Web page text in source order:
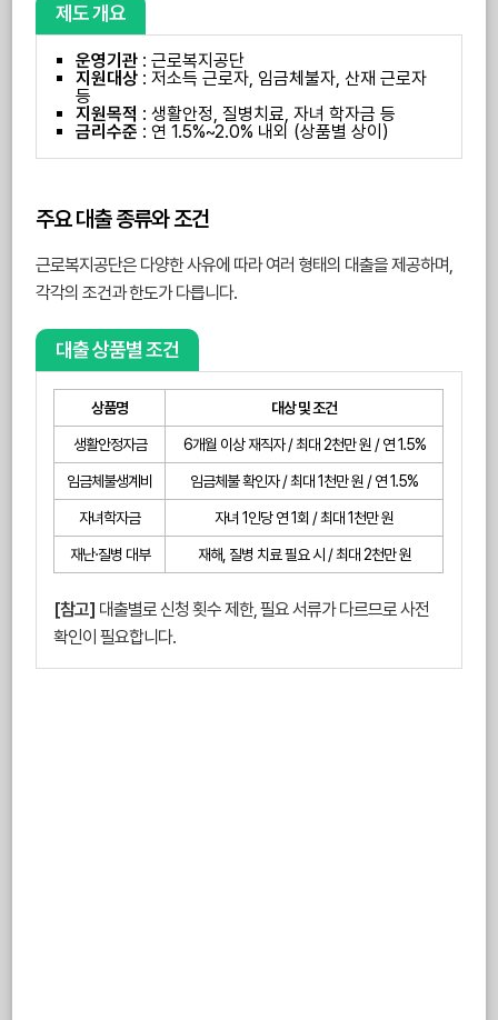
제도 개요
운영기관 : 근로복지공단
지원대상 : 저소득 근로자, 임금체불자, 산재 근로자
등
지원목적 : 생활안정, 질병치료, 자녀 학자금 등
금리수준 : 연 1.5%~2.0% 내외 (상품별 상이)
주요 대출 종류와 조건
근로복지공단은 다양한 사유에 따라 여러 형태의 대출을 제공하며,
각각의 조건과 한도가 다릅니다.
대출 상품별 조건
상품명 대상 및 조건
생활안정자금 6개월 이상 재직자 / 최대 2천만 원 / 연 1.5%
임금체불생계비 임금체불 확인자 / 최대 1천만 원 / 연 1.5%
자녀학자금 자녀 1인당 연 1회 / 최대 1천만 원
재난·질병 대부 재해, 질병 치료 필요 시 / 최대 2천만 원
[참고] 대출별로 신청 횟수 제한, 필요 서류가 다르므로 사전
확인이 필요합니다.